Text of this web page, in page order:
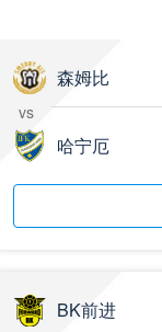
森姆比
vs
哈宁厄
BK前进